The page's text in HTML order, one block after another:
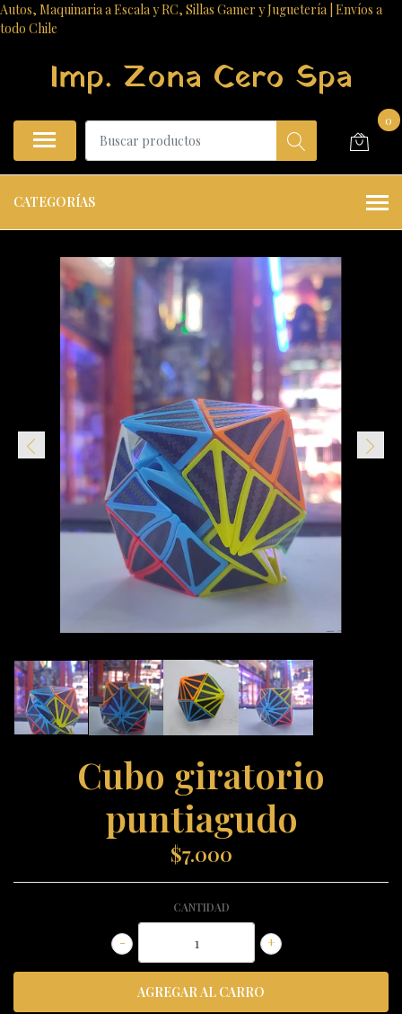
Autos, Maquinaria a Escala y RC, Sillas Gamer y Juguetería | Envíos a
todo Chile
Imp. Zona Cero Spa
0
CATEGORÍAS
Cubo giratorio
puntiagudo
$7.000
CANTIDAD
+
-